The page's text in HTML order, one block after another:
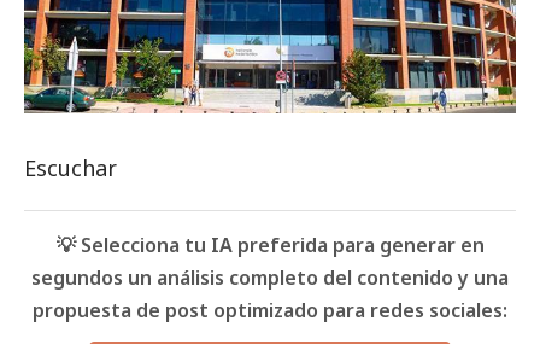
Escuchar
💡 Selecciona tu IA preferida para generar en
segundos un análisis completo del contenido y una
propuesta de post optimizado para redes sociales: